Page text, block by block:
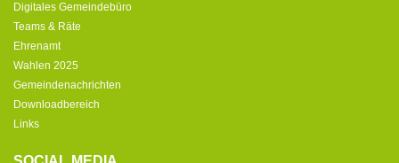
Digitales Gemeindebüro
Teams & Räte
Ehrenamt
Wahlen 2025
Gemeindenachrichten
Downloadbereich
Links